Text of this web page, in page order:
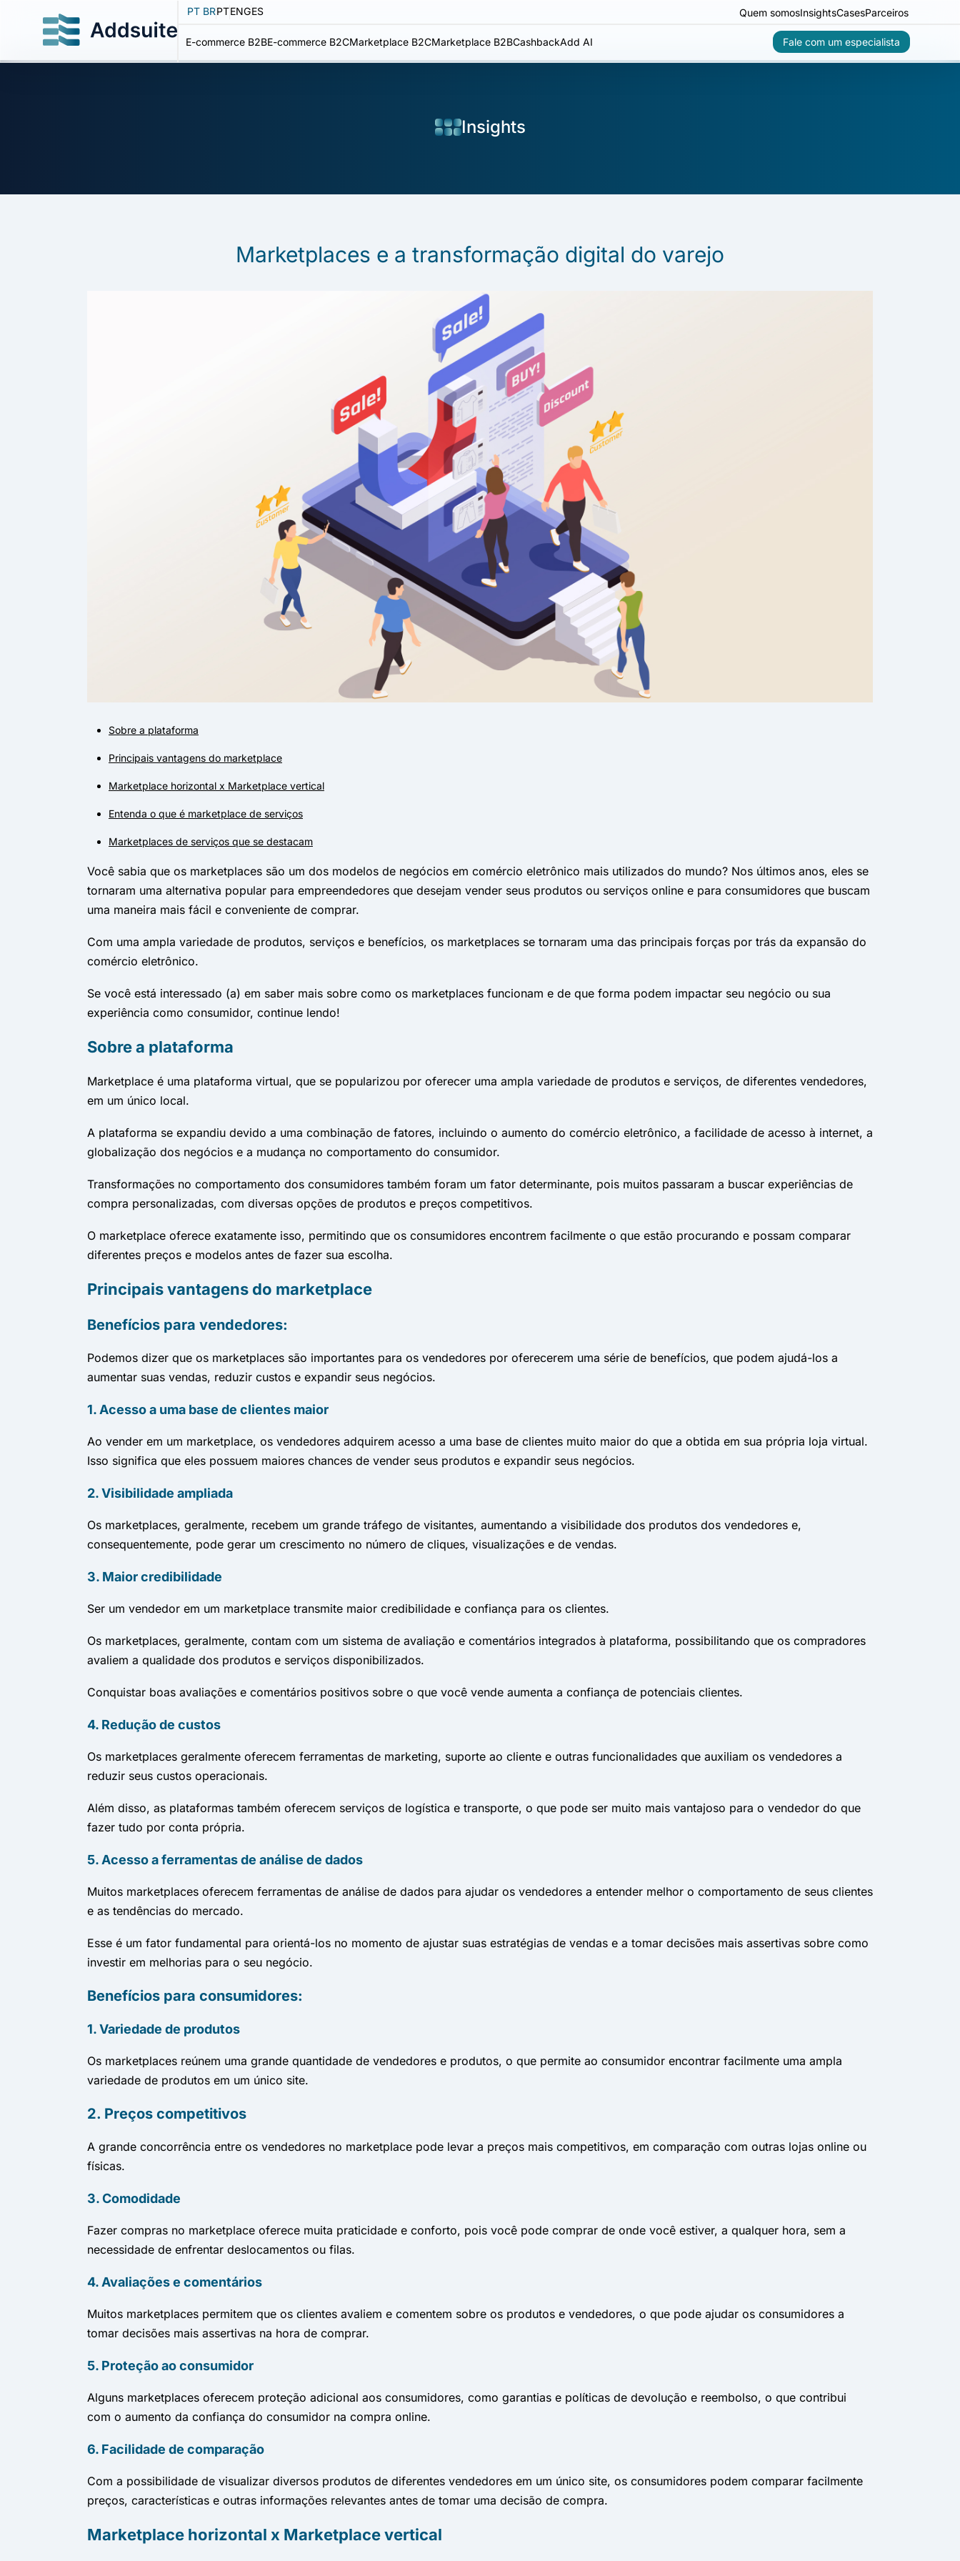
PT BRPTENGES Quem somosInsightsCasesParceiros
E-commerce B2BE-commerce B2CMarketplace B2CMarketplace B2BCashbackAdd AI Fale com um especialista
Insights
Marketplaces e a transformação digital do varejo
Sobre a plataforma
Principais vantagens do marketplace
Marketplace horizontal x Marketplace vertical
Entenda o que é marketplace de serviços
Marketplaces de serviços que se destacam
Você sabia que os marketplaces são um dos modelos de negócios em comércio eletrônico mais utilizados do mundo? Nos últimos anos, eles se
tornaram uma alternativa popular para empreendedores que desejam vender seus produtos ou serviços online e para consumidores que buscam
uma maneira mais fácil e conveniente de comprar.
Com uma ampla variedade de produtos, serviços e benefícios, os marketplaces se tornaram uma das principais forças por trás da expansão do
comércio eletrônico.
Se você está interessado (a) em saber mais sobre como os marketplaces funcionam e de que forma podem impactar seu negócio ou sua
experiência como consumidor, continue lendo!
Sobre a plataforma
Marketplace é uma plataforma virtual, que se popularizou por oferecer uma ampla variedade de produtos e serviços, de diferentes vendedores,
em um único local.
A plataforma se expandiu devido a uma combinação de fatores, incluindo o aumento do comércio eletrônico, a facilidade de acesso à internet, a
globalização dos negócios e a mudança no comportamento do consumidor.
Transformações no comportamento dos consumidores também foram um fator determinante, pois muitos passaram a buscar experiências de
compra personalizadas, com diversas opções de produtos e preços competitivos.
O marketplace oferece exatamente isso, permitindo que os consumidores encontrem facilmente o que estão procurando e possam comparar
diferentes preços e modelos antes de fazer sua escolha.
Principais vantagens do marketplace
Benefícios para vendedores:
Podemos dizer que os marketplaces são importantes para os vendedores por oferecerem uma série de benefícios, que podem ajudá-los a
aumentar suas vendas, reduzir custos e expandir seus negócios.
1. Acesso a uma base de clientes maior
Ao vender em um marketplace, os vendedores adquirem acesso a uma base de clientes muito maior do que a obtida em sua própria loja virtual.
Isso significa que eles possuem maiores chances de vender seus produtos e expandir seus negócios.
2. Visibilidade ampliada
Os marketplaces, geralmente, recebem um grande tráfego de visitantes, aumentando a visibilidade dos produtos dos vendedores e,
consequentemente, pode gerar um crescimento no número de cliques, visualizações e de vendas.
3. Maior credibilidade
Ser um vendedor em um marketplace transmite maior credibilidade e confiança para os clientes.
Os marketplaces, geralmente, contam com um sistema de avaliação e comentários integrados à plataforma, possibilitando que os compradores
avaliem a qualidade dos produtos e serviços disponibilizados.
Conquistar boas avaliações e comentários positivos sobre o que você vende aumenta a confiança de potenciais clientes.
4. Redução de custos
Os marketplaces geralmente oferecem ferramentas de marketing, suporte ao cliente e outras funcionalidades que auxiliam os vendedores a
reduzir seus custos operacionais.
Além disso, as plataformas também oferecem serviços de logística e transporte, o que pode ser muito mais vantajoso para o vendedor do que
fazer tudo por conta própria.
5. Acesso a ferramentas de análise de dados
Muitos marketplaces oferecem ferramentas de análise de dados para ajudar os vendedores a entender melhor o comportamento de seus clientes
e as tendências do mercado.
Esse é um fator fundamental para orientá-los no momento de ajustar suas estratégias de vendas e a tomar decisões mais assertivas sobre como
investir em melhorias para o seu negócio.
Benefícios para consumidores:
1. Variedade de produtos
Os marketplaces reúnem uma grande quantidade de vendedores e produtos, o que permite ao consumidor encontrar facilmente uma ampla
variedade de produtos em um único site.
2. Preços competitivos
A grande concorrência entre os vendedores no marketplace pode levar a preços mais competitivos, em comparação com outras lojas online ou
físicas.
3. Comodidade
Fazer compras no marketplace oferece muita praticidade e conforto, pois você pode comprar de onde você estiver, a qualquer hora, sem a
necessidade de enfrentar deslocamentos ou filas.
4. Avaliações e comentários
Muitos marketplaces permitem que os clientes avaliem e comentem sobre os produtos e vendedores, o que pode ajudar os consumidores a
tomar decisões mais assertivas na hora de comprar.
5. Proteção ao consumidor
Alguns marketplaces oferecem proteção adicional aos consumidores, como garantias e políticas de devolução e reembolso, o que contribui
com o aumento da confiança do consumidor na compra online.
6. Facilidade de comparação
Com a possibilidade de visualizar diversos produtos de diferentes vendedores em um único site, os consumidores podem comparar facilmente
preços, características e outras informações relevantes antes de tomar uma decisão de compra.
Marketplace horizontal x Marketplace vertical